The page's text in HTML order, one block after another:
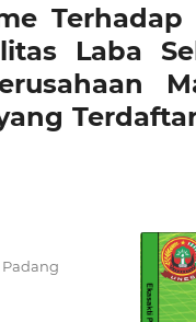
Terhadap
Laba